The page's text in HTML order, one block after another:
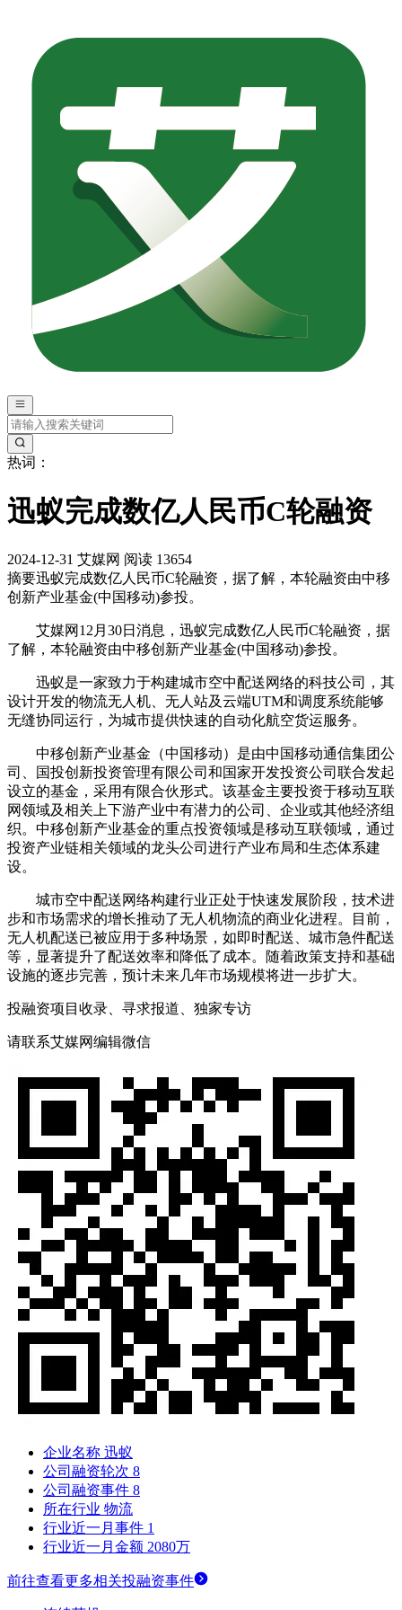
热词：
迅蚁完成数亿人民币C轮融资
2024-12-31 艾媒网 阅读 13654
摘要迅蚁完成数亿人民币C轮融资，据了解，本轮融资由中移
创新产业基金(中国移动)参投。
艾媒网12月30日消息，迅蚁完成数亿人民币C轮融资，据
了解，本轮融资由中移创新产业基金(中国移动)参投。
迅蚁是一家致力于构建城市空中配送网络的科技公司，其
设计开发的物流无人机、无人站及云端UTM和调度系统能够
无缝协同运行，为城市提供快速的自动化航空货运服务。
‌中移创新产业基金（中国移动）‌是由中国移动通信集团公
司、国投创新投资管理有限公司和国家开发投资公司联合发起
设立的基金，采用有限合伙形式。该基金主要投资于移动互联
网领域及相关上下游产业中有潜力的公司、企业或其他经济组
织‌。中移创新产业基金的重点投资领域是移动互联领域，通过
投资产业链相关领域的龙头公司进行产业布局和生态体系建
设。
城市空中配送网络构建行业正处于快速发展阶段，技术进
步和市场需求的增长推动了无人机物流的商业化进程。目前，
无人机配送已被应用于多种场景，如即时配送、城市急件配送
等，显著提升了配送效率和降低了成本。随着政策支持和基础
设施的逐步完善，预计未来几年市场规模将进一步扩大。
投融资项目收录、寻求报道、独家专访
请联系艾媒网编辑微信
企业名称 迅蚁
公司融资轮次 8
公司融资事件 8
所在行业 物流
行业近一月事件 1
行业近一月金额 2080万
前往查看更多相关投融资事件